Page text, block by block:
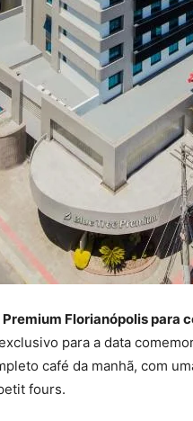
Florianópolis para
para a data
café da manhã, com
fours.